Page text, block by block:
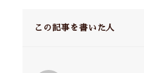
この記事を書いた人